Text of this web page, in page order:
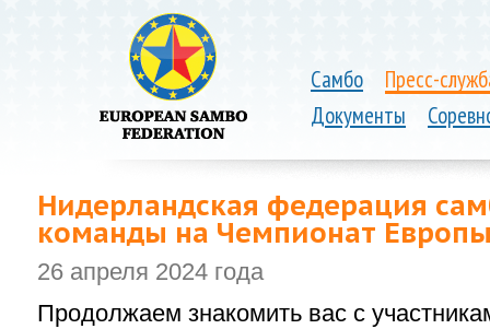
Самбо
Пресс-
Документы
Нидерландская федерация
команды на Чемпионат
26 апреля 2024 года
Продолжаем знакомить вас с